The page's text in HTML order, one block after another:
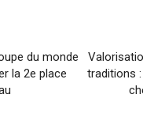
du monde
la 2e place
traditions